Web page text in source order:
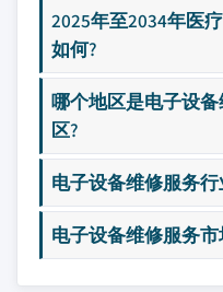
2025年至2034年医
如何?
哪个地区是电子设
区?
电子设备维修服务
电子设备维修服务